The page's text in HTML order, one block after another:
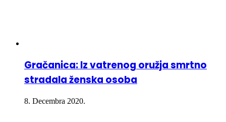
Gračanica: Iz vatrenog oružja smrtno
stradala ženska osoba
8. Decembra 2020.